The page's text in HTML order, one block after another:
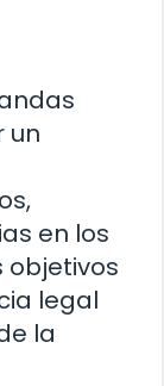
un
en los
objetivos
legal
la